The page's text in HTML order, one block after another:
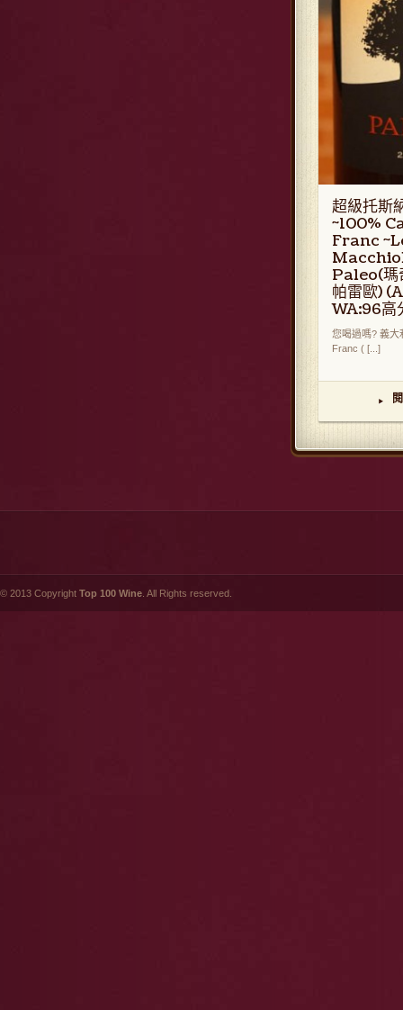
超級托斯
~100%
Franc
Paleo(瑪
帕雷歐)
WA:96高
您喝過嗎? 義大
Franc ( [...]
▸
© 2013 Copyright Top 100 Wine . All Rights reserved.